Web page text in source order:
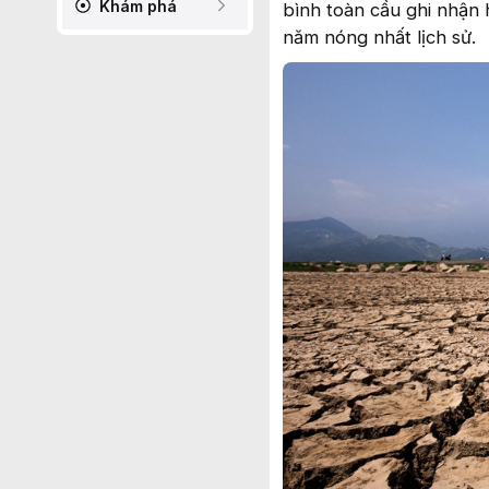
Khám phá
bình toàn cầu ghi nhận
năm nóng nhất lịch sử.